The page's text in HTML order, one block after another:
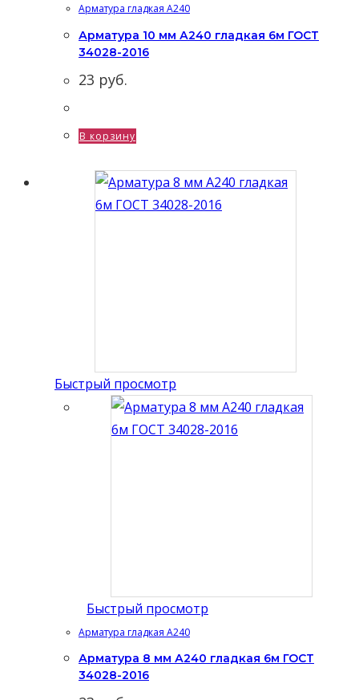
Арматура гладкая А240
Арматура 10 мм А240 гладкая 6м ГОСТ
34028-2016
23 руб.
В корзину
Быстрый просмотр
Быстрый просмотр
Арматура гладкая А240
Арматура 8 мм А240 гладкая 6м ГОСТ
34028-2016